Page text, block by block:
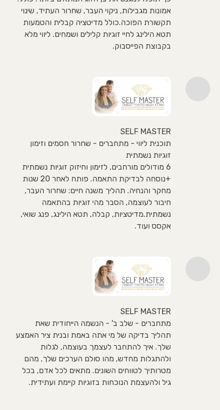
אמונות מגבילות, ניקוי העבר, שחרור העתיד, שינוי
תקשורת הפוכה.כולל מדיטציה קבלית והטמעות
תטא הילינג לחיי זוגיות קלילים ושמחים. ליווי מלא
בקבוצת הפייסבוק.
SELF MASTER
תוכנית ליווי - מתחברים - שחרור חסמים וזימון
זוגיות נשמתית
6 מודולים מורחבים, לזימון וחיזוק זוגיות נשמתית
+נוסחה לבדיקת התאמה. פותח לאחר 20 שנות
מחקר והנחיה. תהליך משנה חיים: שחרור העבר,
חיבור לעוצמה, הסבר מהי זוגיות בהתאמה
נשמתית.מדיטציות, קבלה, תטא הילינג, פנג שואי,
אקסס ועוד.
SELF MASTER
מתחברים - שלב ב' - הנשמה הייחודית שאת
תהליך בדיקה של מי אתה באמת ובנית ציר האמצע
שלך. איך להתחבר לעצמך בעוצמה, לגלות
ולהתגלות מחדש, מהו סולם הערכים שלך, מהם
מטרותיך לטווחים השונים. מתאים לכל אדם, בכל
גיל ולהעצמת הנוכחות בזוגיות קיימת ועתידית.